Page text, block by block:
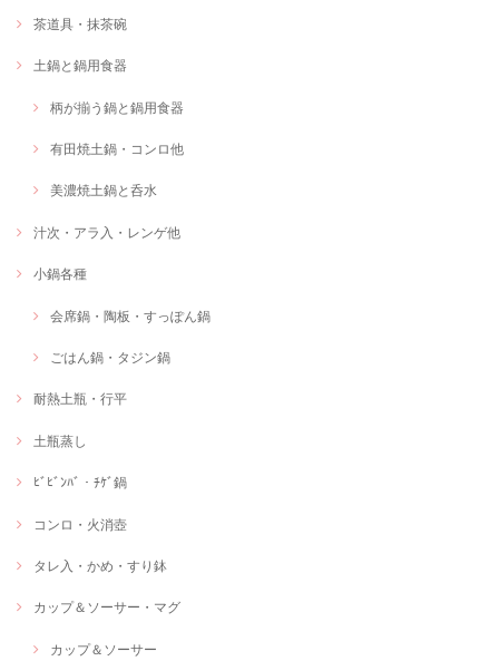
茶道具・抹茶碗
土鍋と鍋用食器
柄が揃う鍋と鍋用食器
有田焼土鍋・コンロ他
美濃焼土鍋と呑水
汁次・アラ入・レンゲ他
小鍋各種
会席鍋・陶板・すっぽん鍋
ごはん鍋・タジン鍋
耐熱土瓶・行平
土瓶蒸し
ﾋﾞﾋﾞﾝﾊﾞ・ﾁｹﾞ鍋
コンロ・火消壺
タレ入・かめ・すり鉢
カップ＆ソーサー・マグ
カップ＆ソーサー